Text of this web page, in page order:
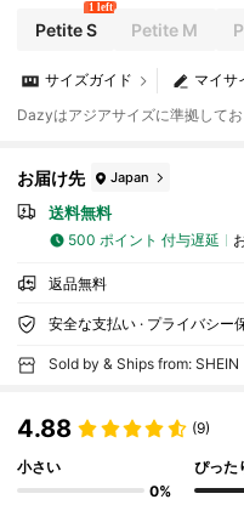
Petite S
1 left
Petite M
マイサ
サイズガイド
Dazyはアジアサイズに準拠して
お届け先 Japan
送料無料
500 ポイント 付与遅延
返品無料
安全な支払い · プライバシー
Sold by & Ships from: SHEIN
4.88 (9)
小さい
0%
ぴった